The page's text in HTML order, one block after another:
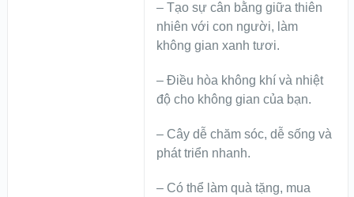
– Tạo sự cân bằng giữa thiên
nhiên với con người, làm
không gian xanh tươi.
– Điều hòa không khí và nhiệt
độ cho không gian của bạn.
– Cây dễ chăm sóc, dễ sống và
phát triển nhanh.
– Có thể làm quà tặng, mua